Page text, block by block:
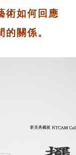
術如何回應
關係。